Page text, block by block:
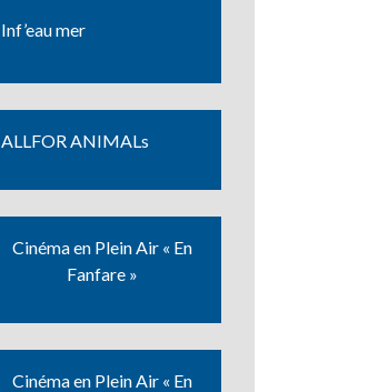
Inf’eau mer
ALLFOR ANIMALs
Cinéma en Plein Air « En
Fanfare »
Cinéma en Plein Air « En